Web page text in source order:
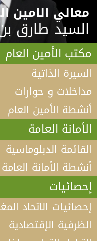
معالي الامين
السيد طارق
مكتب الأمين العام
السيرة الذاتية
مداخلات و حوارات
أنشطة الأمين العام
الأمانة العامة
القائمة الدبلوماسية
أنشطة الأمانة العامة
إحصائيات
إحصائيات الاتحاد
الظرفية الإقتصادية